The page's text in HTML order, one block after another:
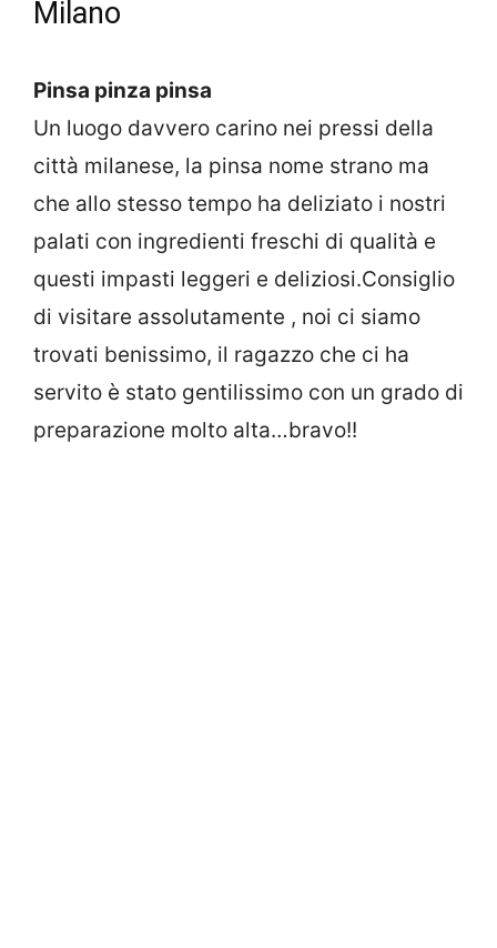
Milano
Pinsa pinza pinsa
Un luogo davvero carino nei pressi della
città milanese, la pinsa nome strano ma
che allo stesso tempo ha deliziato i nostri
palati con ingredienti freschi di qualità e
questi impasti leggeri e deliziosi.Consiglio
di visitare assolutamente , noi ci siamo
trovati benissimo, il ragazzo che ci ha
servito è stato gentilissimo con un grado di
preparazione molto alta…bravo!!